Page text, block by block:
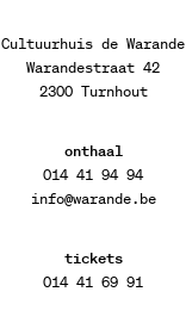
Cultuurhuis de Warande
Warandestraat 42
2300 Turnhout
onthaal
014 41 94 94
info@warande.be
tickets
014 41 69 91